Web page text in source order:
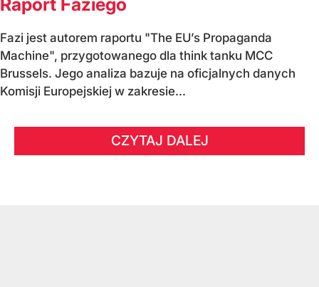
Fazi jest autorem raportu "The EU’s Propaganda
Machine", przygotowanego dla think tanku MCC
Brussels. Jego analiza bazuje na oficjalnych danych
Komisji Europejskiej w zakresie...
CZYTAJ DALEJ